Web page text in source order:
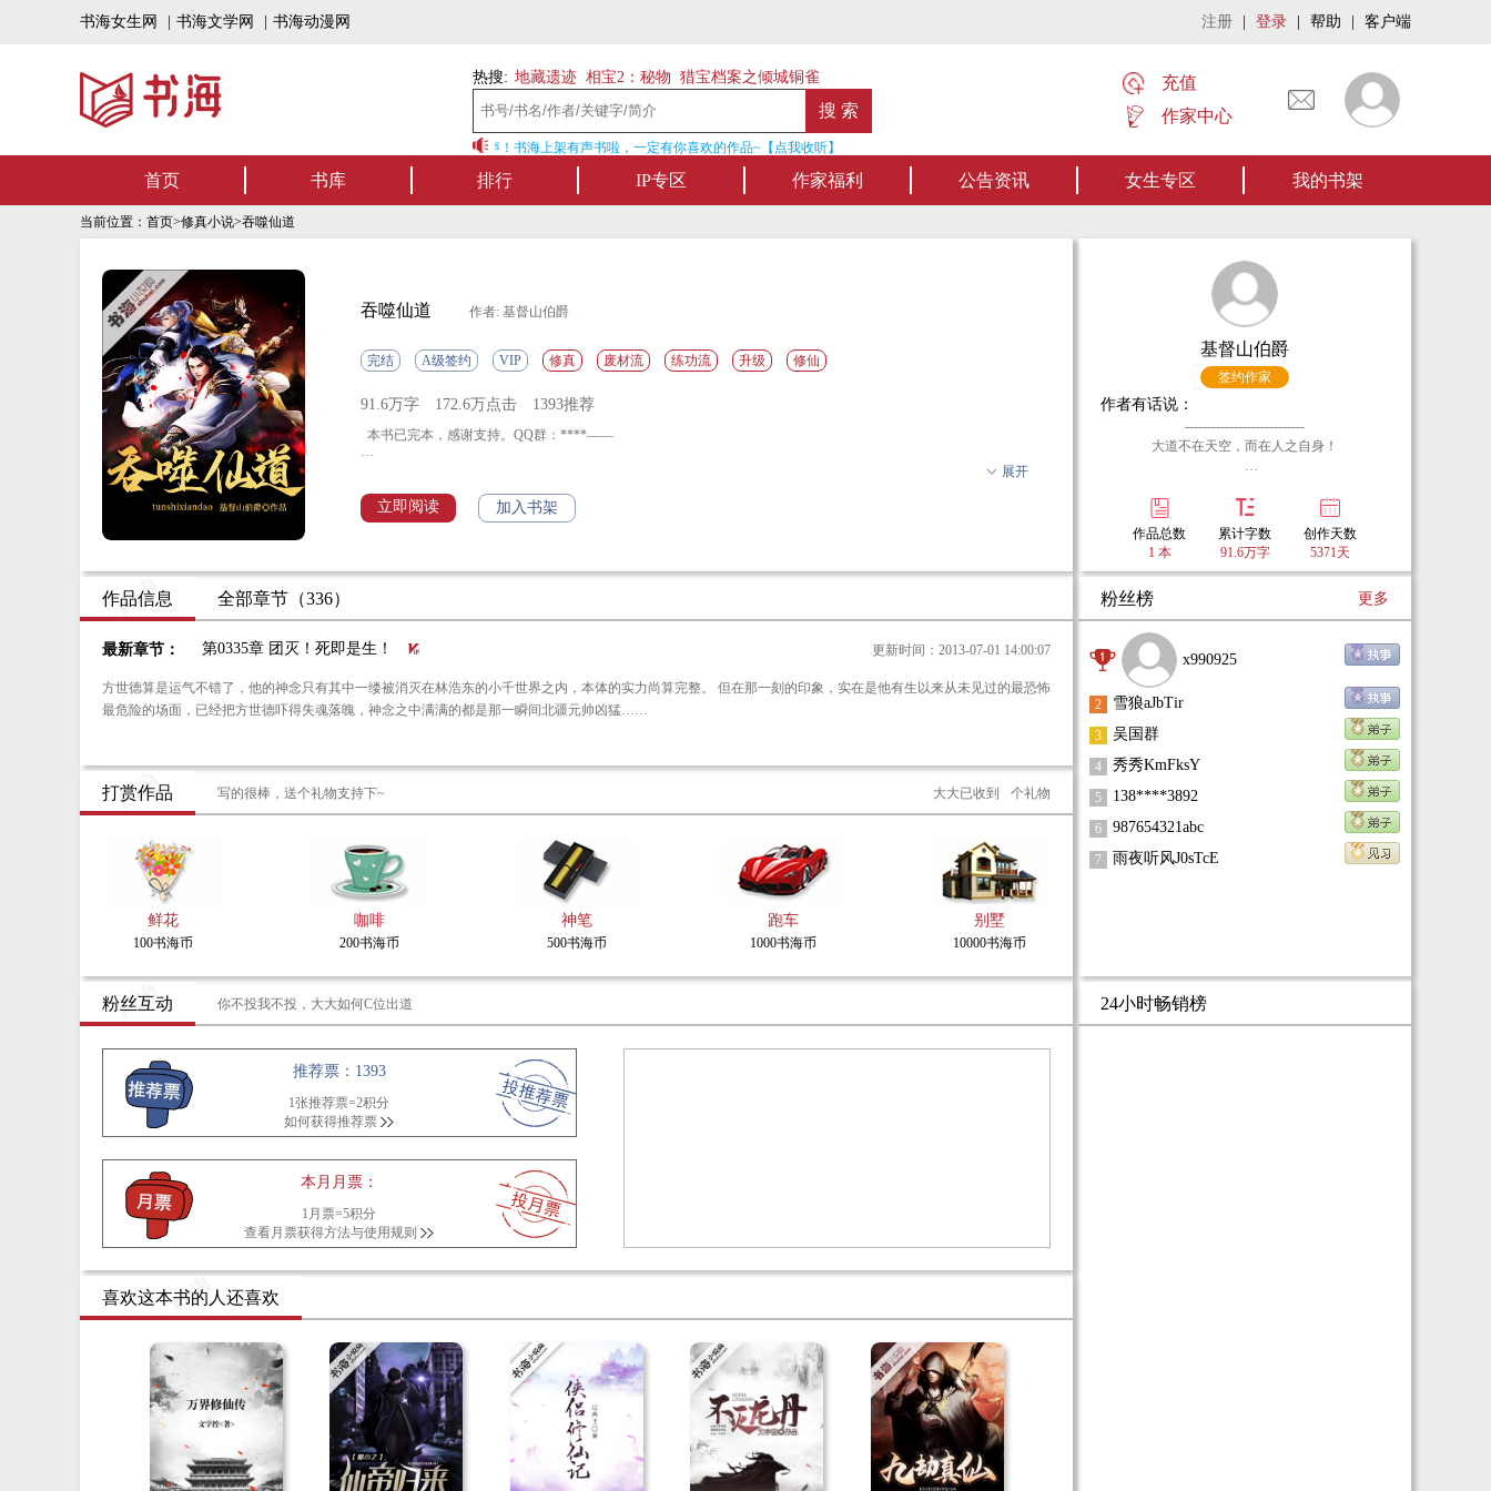
书海女生网 书海文学网 书海动漫网 注册 登录 帮助 客户端
热搜: 地藏遗迹 相宝2：秘物 猎宝档案之倾城铜雀
书海听书——好书可听，书海有声！书海上架有声书啦，一定有你喜欢的作品~【点我收听】
充值
作家中心
首页 书库 排行 IP专区 作家福利 公告资讯 女生专区 我的书架
当前位置： 首页>修真小说>吞噬仙道
吞噬仙道 作者: 基督山伯爵
完结 A级签约 VIP 修真 废材流 练功流 升级 修仙
91.6万字 172.6万点击 1393推荐
本书已完本，感谢支持。QQ群：****——
原来天道的奥妙在这里？凡人武道突破天人极限，就发现了身体之中深深隐藏的奥妙。入微之中再现入微，一个
用凡人的眼光，我只看到了武道十层。
我创造肉身世界，芸芸众生！
我开天辟地，只为手掌乾坤！
展开
立即阅读 加入书架
作品信息 全部章节（336）
最新章节： 第0335章 团灭！死即是生！ 更新时间：2013-07-01 14:00:07
方世德算是运气不错了，他的神念只有其中一缕被消灭在林浩东的小千世界之内，本体的实力尚算完整。 但在那一刻的印象，实在是他有生以来从未见过的最恐怖
最危险的场面，已经把方世德吓得失魂落魄，神念之中满满的都是那一瞬间北疆元帅凶猛……
打赏作品 写的很棒，送个礼物支持下~ 大大已收到 个礼物
鲜花
100书海币
咖啡
200书海币
神笔
500书海币
跑车
1000书海币
别墅
10000书海币
粉丝互动 你不投我不投，大大如何C位出道
推荐票：1393
1张推荐票=2积分
如何获得推荐票
本月月票：
1月票=5积分
查看月票获得方法与使用规则
喜欢这本书的人还喜欢
基督山伯爵
签约作家
作者有话说：
---------------------------
大道不在天空，而在人之自身！
的攀升巅峰？！
“伯爵”2012年最强力作！值得阅读！期待品味伯
作品总数
1 本
累计字数
91.6万字
创作天数
5371天
粉丝榜 更多
x990925
2 雪狼aJbTir
3 吴国群
4 秀秀KmFksY
5 138****3892
6 987654321abc
7 雨夜听风J0sTcE
24小时畅销榜